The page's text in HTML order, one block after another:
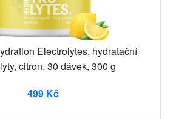
Electrolytes, hydratační
citron, 30 dávek, 300 g
499 Kč